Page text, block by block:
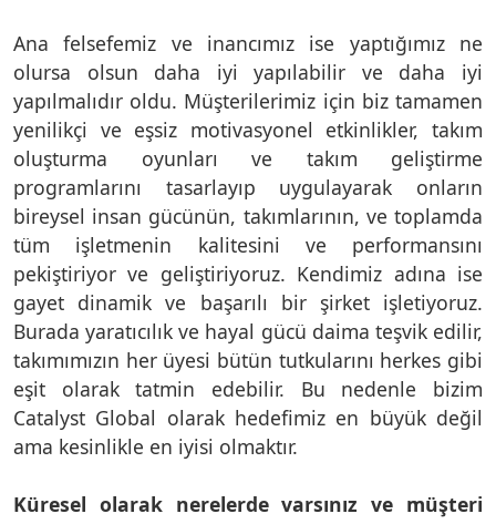
Ana felsefemiz ve inancımız ise yaptığımız ne
olursa olsun daha iyi yapılabilir ve daha iyi
yapılmalıdır oldu. Müşterilerimiz için biz tamamen
yenilikçi ve eşsiz motivasyonel etkinlikler, takım
oluşturma oyunları ve takım geliştirme
programlarını tasarlayıp uygulayarak onların
bireysel insan gücünün, takımlarının, ve toplamda
tüm işletmenin kalitesini ve performansını
pekiştiriyor ve geliştiriyoruz. Kendimiz adına ise
gayet dinamik ve başarılı bir şirket işletiyoruz.
Burada yaratıcılık ve hayal gücü daima teşvik edilir,
takımımızın her üyesi bütün tutkularını herkes gibi
eşit olarak tatmin edebilir. Bu nedenle bizim
Catalyst Global olarak hedefimiz en büyük değil
ama kesinlikle en iyisi olmaktır.
Küresel olarak nerelerde varsınız ve müşteri